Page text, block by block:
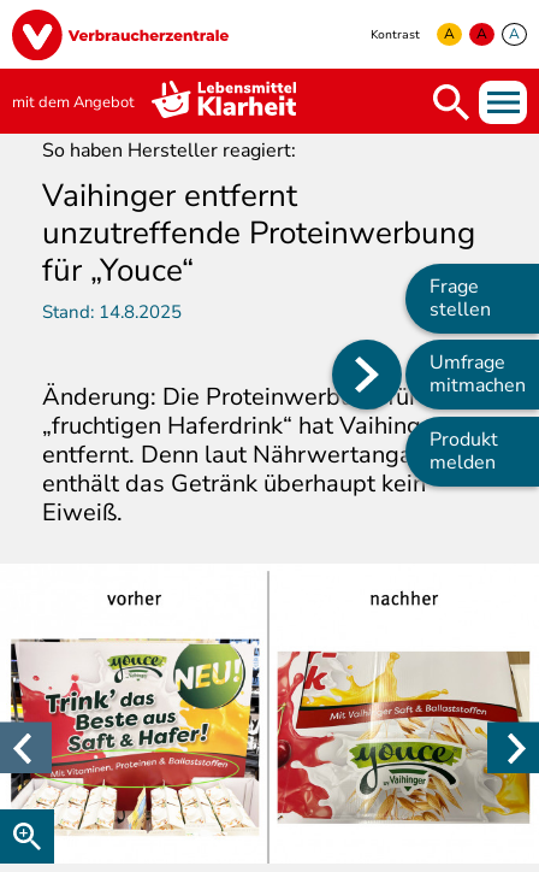
Direkt
zum
Inhalt
Image
Kontrast A A A
mit dem Angebot
Main
navigation
Frage
stellen
Umfrage
mitmachen
Produkt
melden
So haben Hersteller reagiert:
Vaihinger entfernt
unzutreffende Proteinwerbung
für „Youce“
Stand: 14.8.2025
Änderung: Die Proteinwerbung für den
„fruchtigen Haferdrink“ hat Vaihinger
entfernt. Denn laut Nährwertangaben
enthält das Getränk überhaupt kein
Eiweiß.